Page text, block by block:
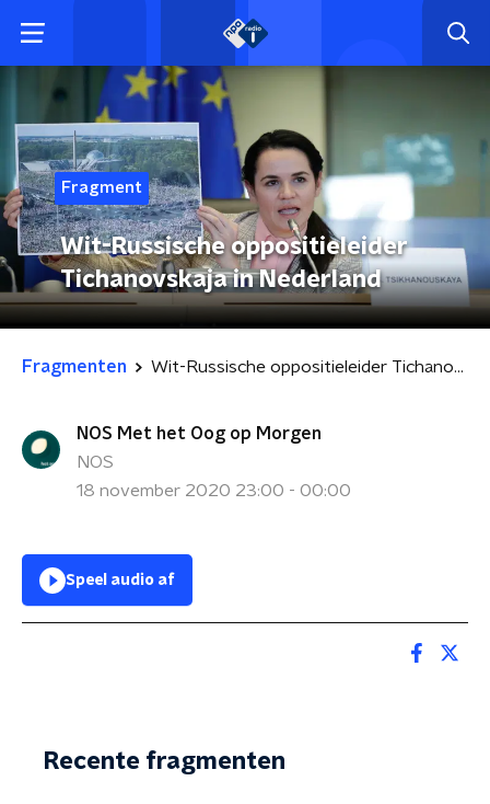
Fragment
Wit-Russische oppositieleider
Tichanovskaja in Nederland
Fragmenten Wit-Russische oppositieleider Tichanovskaja in Nederland
NOS Met het Oog op Morgen
NOS
18 november 2020 23:00 - 00:00
Speel audio af
Recente fragmenten